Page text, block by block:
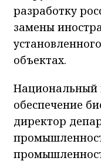
разработку
замены
объектах.
Национальный
обеспечение
директор